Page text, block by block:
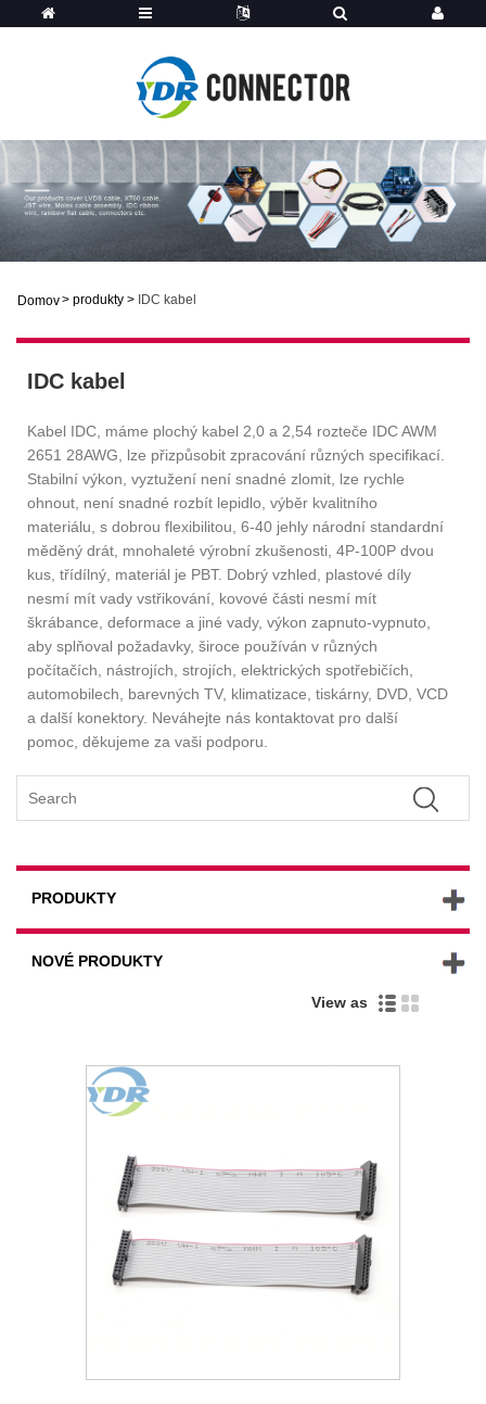
Domov> produkty > IDC kabel
IDC kabel
Kabel IDC, máme plochý kabel 2,0 a 2,54 rozteče IDC AWM
2651 28AWG, lze přizpůsobit zpracování různých specifikací.
Stabilní výkon, vyztužení není snadné zlomit, lze rychle
ohnout, není snadné rozbít lepidlo, výběr kvalitního
materiálu, s dobrou flexibilitou, 6-40 jehly národní standardní
měděný drát, mnohaleté výrobní zkušenosti, 4P-100P dvou
kus, třídílný, materiál je PBT. Dobrý vzhled, plastové díly
nesmí mít vady vstřikování, kovové části nesmí mít
škrábance, deformace a jiné vady, výkon zapnuto-vypnuto,
aby splňoval požadavky, široce používán v různých
počítačích, nástrojích, strojích, elektrických spotřebičích,
automobilech, barevných TV, klimatizace, tiskárny, DVD, VCD
a další konektory. Neváhejte nás kontaktovat pro další
pomoc, děkujeme za vaši podporu.
PRODUKTY
NOVÉ PRODUKTY
View as